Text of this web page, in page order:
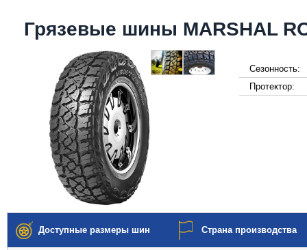
Грязевые шины MARSHAL
Сезонность:
Протектор:
Доступные размеры шин Страна производства